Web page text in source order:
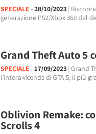
SPECIALE -28/10/2023 |
generazione PS2/Xbox 360 dal
Grand Theft Auto 5
SPECIALE -17/09/2023 | Grand
l'intera vicenda di GTA 5, il più
Oblivion Remake:
Scrolls 4